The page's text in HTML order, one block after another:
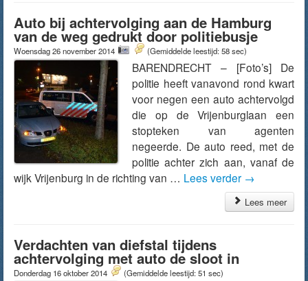
Auto bij achtervolging aan de Hamburg
van de weg gedrukt door politiebusje
Woensdag 26 november 2014 (Gemiddelde leestijd: 58 sec)
BARENDRECHT – [Foto’s] De
politie heeft vanavond rond kwart
voor negen een auto achtervolgd
die op de Vrijenburglaan een
stopteken van agenten
negeerde. De auto reed, met de
politie achter zich aan, vanaf de
wijk Vrijenburg in de richting van … Lees verder →
Lees meer
Verdachten van diefstal tijdens
achtervolging met auto de sloot in
Donderdag 16 oktober 2014 (Gemiddelde leestijd: 51 sec)